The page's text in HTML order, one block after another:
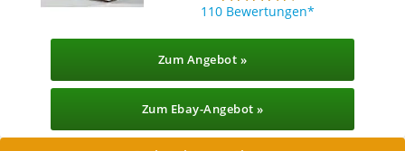
110 Bewertungen
Zum Angebot »
Zum Ebay-Angebot »